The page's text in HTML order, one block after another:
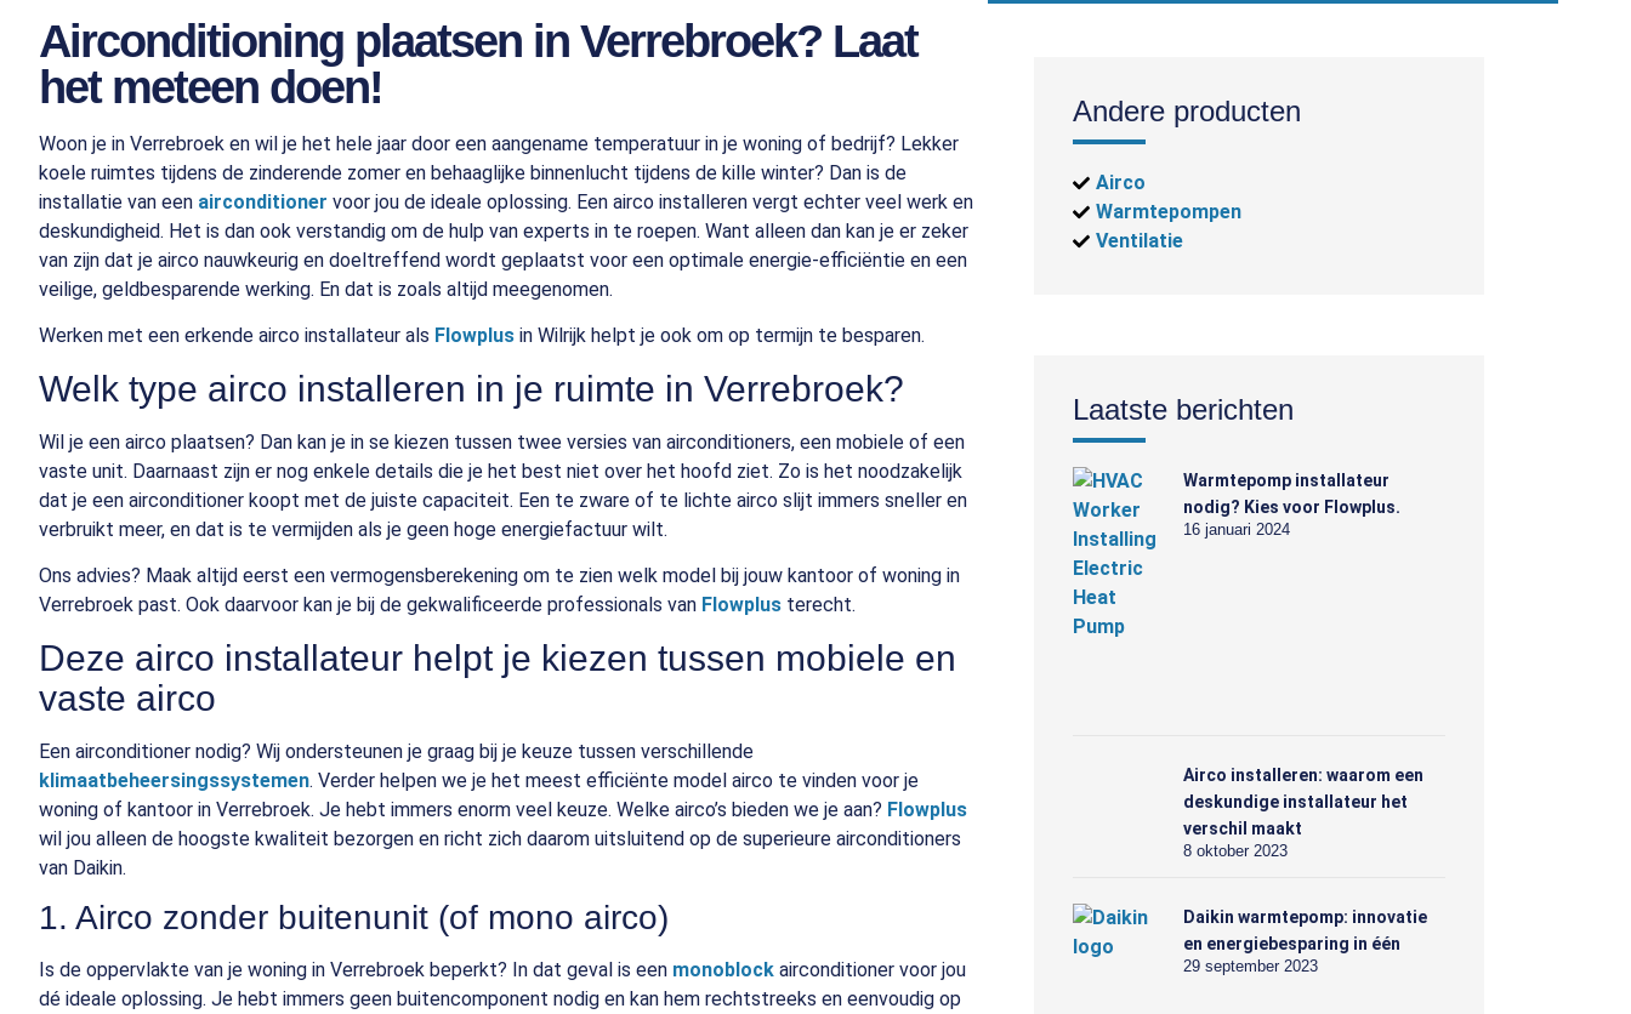
Airconditioning plaatsen in Verrebroek? Laat
het meteen doen!
Woon je in Verrebroek en wil je het hele jaar door een aangename temperatuur in je woning of bedrijf? Lekker
koele ruimtes tijdens de zinderende zomer en behaaglijke binnenlucht tijdens de kille winter? Dan is de
installatie van een airconditioner voor jou de ideale oplossing. Een airco installeren vergt echter veel werk en
deskundigheid. Het is dan ook verstandig om de hulp van experts in te roepen. Want alleen dan kan je er zeker
van zijn dat je airco nauwkeurig en doeltreffend wordt geplaatst voor een optimale energie-efficiëntie en een
veilige, geldbesparende werking. En dat is zoals altijd meegenomen.
Werken met een erkende airco installateur als Flowplus in Wilrijk helpt je ook om op termijn te besparen.
Welk type airco installeren in je ruimte in Verrebroek?
Wil je een airco plaatsen? Dan kan je in se kiezen tussen twee versies van airconditioners, een mobiele of een
vaste unit. Daarnaast zijn er nog enkele details die je het best niet over het hoofd ziet. Zo is het noodzakelijk
dat je een airconditioner koopt met de juiste capaciteit. Een te zware of te lichte airco slijt immers sneller en
verbruikt meer, en dat is te vermijden als je geen hoge energiefactuur wilt.
Ons advies? Maak altijd eerst een vermogensberekening om te zien welk model bij jouw kantoor of woning in
Verrebroek past. Ook daarvoor kan je bij de gekwalificeerde professionals van Flowplus terecht.
Deze airco installateur helpt je kiezen tussen mobiele en
vaste airco
Een airconditioner nodig? Wij ondersteunen je graag bij je keuze tussen verschillende
klimaatbeheersingssystemen. Verder helpen we je het meest efficiënte model airco te vinden voor je
woning of kantoor in Verrebroek. Je hebt immers enorm veel keuze. Welke airco’s bieden we je aan? Flowplus
wil jou alleen de hoogste kwaliteit bezorgen en richt zich daarom uitsluitend op de superieure airconditioners
van Daikin.
1. Airco zonder buitenunit (of mono airco)
Is de oppervlakte van je woning in Verrebroek beperkt? In dat geval is een monoblock airconditioner voor jou
dé ideale oplossing. Je hebt immers geen buitencomponent nodig en kan hem rechtstreeks en eenvoudig op
Andere producten
Airco
Warmtepompen
Ventilatie
Laatste berichten
Warmtepomp installateur
nodig? Kies voor Flowplus.
16 januari 2024
Airco installeren: waarom een
deskundige installateur het
verschil maakt
8 oktober 2023
Daikin warmtepomp: innovatie
en energiebesparing in één
29 september 2023